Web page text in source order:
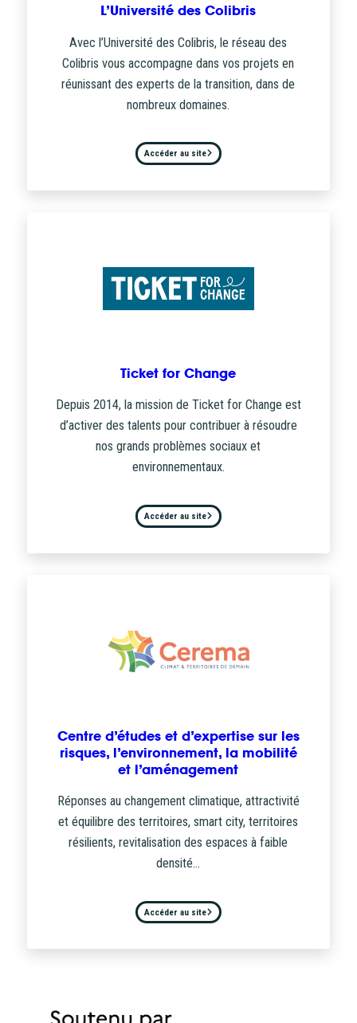
L’Université des Colibris
Avec l’Université des Colibris, le réseau des
Colibris vous accompagne dans vos projets en
réunissant des experts de la transition, dans de
nombreux domaines.
Accéder au site
Ticket for Change
Depuis 2014, la mission de Ticket for Change est
d’activer des talents pour contribuer à résoudre
nos grands problèmes sociaux et
environnementaux.
Accéder au site
Centre d’études et d’expertise sur les
risques, l’environnement, la mobilité
et l’aménagement
Réponses au changement climatique, attractivité
et équilibre des territoires, smart city, territoires
résilients, revitalisation des espaces à faible
densité…
Accéder au site